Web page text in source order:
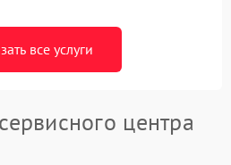
все услуги
центра